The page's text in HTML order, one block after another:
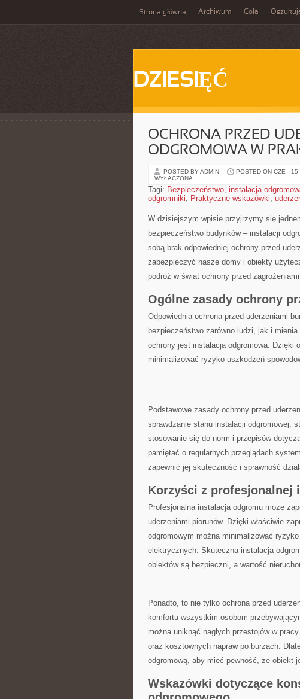
Strona główna Archiwum Cola
DZIESIĘĆ
OCHRONA PRZED
ODGROMOWA W
POSTED BY ADMIN POSTED ON CZE - 15
WYŁĄCZONA
Tagi: Bezpieczeństwo, instalacja
odgromniki, Praktyczne wskazówki,
W dzisiejszym wpisie przyjrzymy się
bezpieczeństwo budynków – instalacji
sobą brak odpowiedniej ochrony przed
zabezpieczyć nasze domy i obiekty
podróż w świat ochrony przed
Ogólne zasady ochrony
Odpowiednia ochrona przed uderzeniami‍
bezpieczeństwo zarówno ludzi,⁤ jak i
ochrony jest instalacja odgromowa. Dzięki
minimalizować ryzyko uszkodzeń
Podstawowe zasady ochrony przed
sprawdzanie stanu instalacji odgromowej,
stosowanie się do norm ⁢i przepisów
pamiętać o regularnych przeglądach
zapewnić jej skuteczność i sprawność‍
Korzyści z profesjonalnej
Profesjonalna instalacja odgromu może
uderzeniami‌ piorunów. Dzięki właściwie
odgromowym ​można minimalizować
elektrycznych. Skuteczna instalacja
obiektów⁣ są bezpieczni, a ⁣wartość
Ponadto, to nie tylko ochrona przed
komfortu wszystkim osobom
można​ uniknąć nagłych przestojów w
oraz kosztownych napraw po burzach.
odgromową, aby ⁣mieć pewność, że⁢ obiekt
Wskazówki dotyczące